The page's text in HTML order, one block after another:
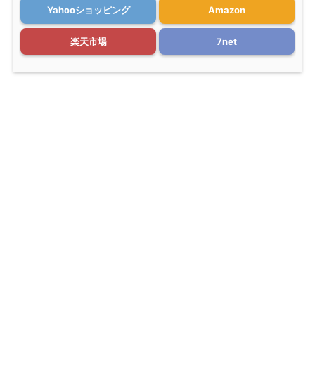
Yahooショッピング Amazon
楽天市場 7net